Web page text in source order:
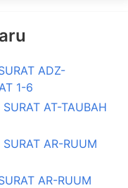
ADZ-
1-6
AT-TAUBAH
AR-RUUM
AR-RUUM